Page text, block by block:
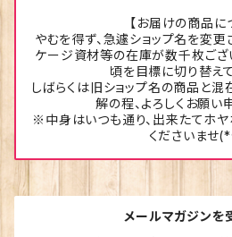
【お届けの商品に
やむを得ず、急遽ショップ名を変更
ケージ資材等の在庫が数千枚ござ
頃を目標に切り替え
しばらくは旧ショップ名の商品と混
解の程、よろしくお願い
※中身はいつも通り、出来たてホ
くださいませ
メールマガジンを